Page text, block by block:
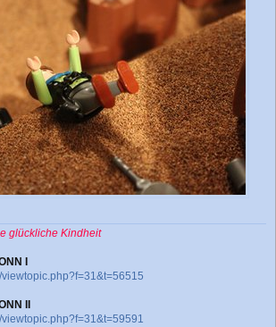
glückliche Kindheit
I
II